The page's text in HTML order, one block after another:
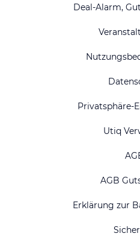
Deal-Alarm,
Privatsphäre-
Utiq
AGB
Erklärung zur